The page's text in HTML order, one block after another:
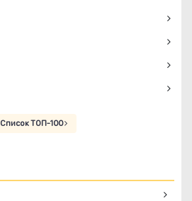
Список ТОП-100